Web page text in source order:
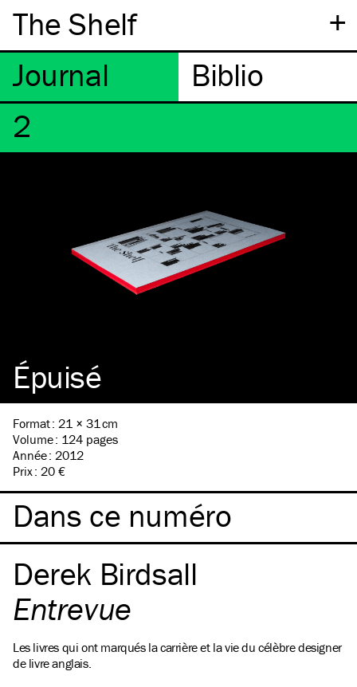
+
The Shelf
2
Épuisé
Format: 21 × 31 cm
Volume: 124 pages
Année: 2012
Prix: 20 €
Dans ce numéro
Derek Birdsall
Entrevue
Les livres qui ont marqués la carrière et la vie du célèbre designer
de livre anglais.